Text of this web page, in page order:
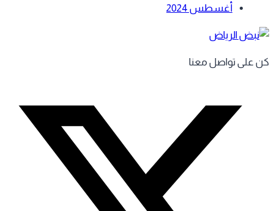
أغسطس 2024
على تواصل معنا